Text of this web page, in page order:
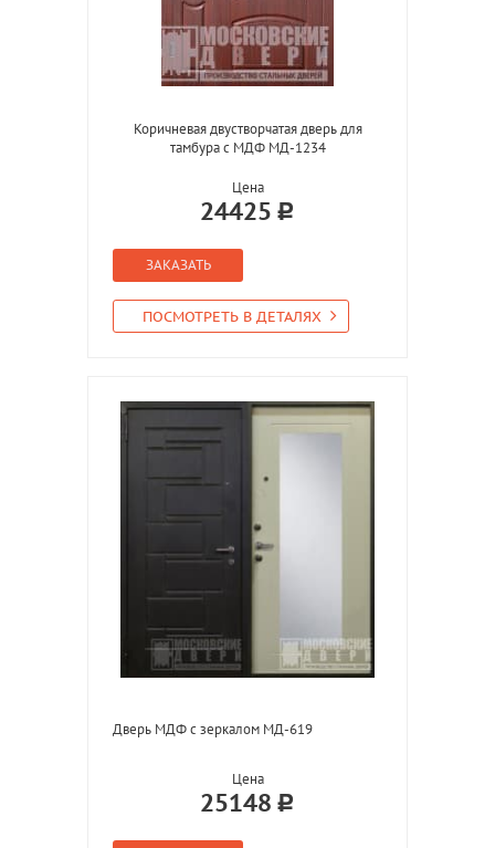
Коричневая двустворчатая дверь для
тамбура с МДФ МД-1234
Цена
24425
ЗАКАЗАТЬ
ПОСМОТРЕТЬ В ДЕТАЛЯХ
Дверь МДФ с зеркалом МД-619
Цена
25148